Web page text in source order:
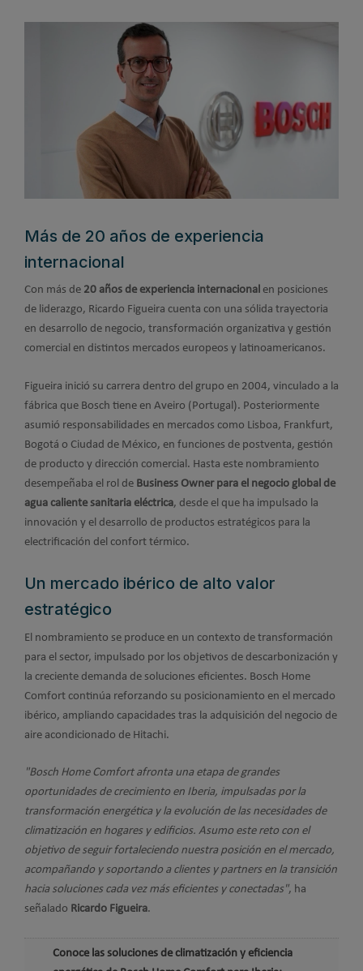
Más de 20 años de experiencia
internacional
Con más de 20 años de experiencia internacional en posiciones
de liderazgo, Ricardo Figueira cuenta con una sólida trayectoria
en desarrollo de negocio, transformación organizativa y gestión
comercial en distintos mercados europeos y latinoamericanos.
Figueira inició su carrera dentro del grupo en 2004, vinculado a la
fábrica que Bosch tiene en Aveiro (Portugal). Posteriormente
asumió responsabilidades en mercados como Lisboa, Frankfurt,
Bogotá o Ciudad de México, en funciones de postventa, gestión
de producto y dirección comercial. Hasta este nombramiento
desempeñaba el rol de Business Owner para el negocio global de
agua caliente sanitaria eléctrica, desde el que ha impulsado la
innovación y el desarrollo de productos estratégicos para la
electrificación del confort térmico.
Un mercado ibérico de alto valor
estratégico
El nombramiento se produce en un contexto de transformación
para el sector, impulsado por los objetivos de descarbonización y
la creciente demanda de soluciones eficientes. Bosch Home
Comfort continúa reforzando su posicionamiento en el mercado
ibérico, ampliando capacidades tras la adquisición del negocio de
aire acondicionado de Hitachi.
"Bosch Home Comfort afronta una etapa de grandes
oportunidades de crecimiento en Iberia, impulsadas por la
transformación energética y la evolución de las necesidades de
climatización en hogares y edificios. Asumo este reto con el
objetivo de seguir fortaleciendo nuestra posición en el mercado,
acompañando y soportando a clientes y partners en la transición
hacia soluciones cada vez más eficientes y conectadas", ha
señalado Ricardo Figueira.
Conoce las soluciones de climatización y eficiencia